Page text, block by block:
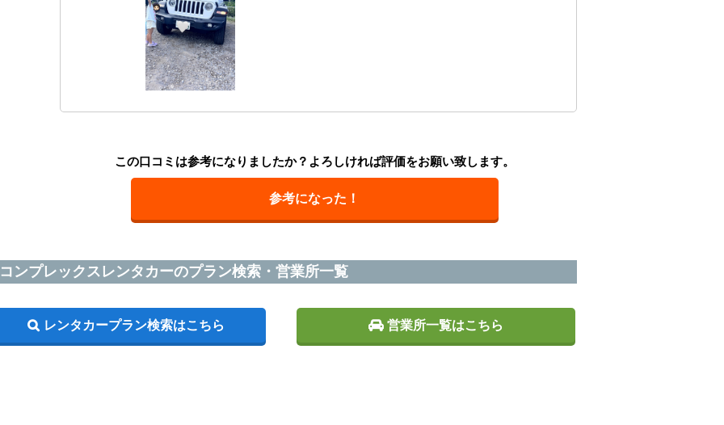
この口コミは参考になりましたか？よろしければ評価をお願い致します。
参考になった！
コンプレックスレンタカーのプラン検索・営業所一覧
レンタカープラン検索はこちら 営業所一覧はこちら